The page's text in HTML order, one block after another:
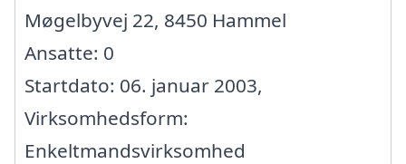
Møgelbyvej 22, 8450 Hammel
Ansatte: 0
Startdato: 06. januar 2003,
Virksomhedsform:
Enkeltmandsvirksomhed